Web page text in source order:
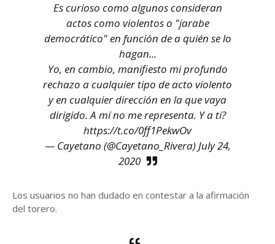
Es curioso como algunos consideran
actos como violentos o "jarabe
democrático" en función de a quién se lo
hagan...
Yo, en cambio, manifiesto mi profundo
rechazo a cualquier tipo de acto violento
y en cualquier dirección en la que vaya
dirigido. A mí no me representa. Y a ti?
https://t.co/0ff1PekwOv
— Cayetano (@Cayetano_Rivera)July 24,
2020
Los usuarios no han dudado en contestar a la afirmación
del torero.